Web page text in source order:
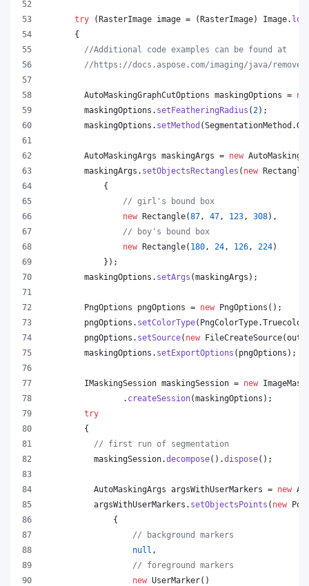
try (RasterImage image = (RasterImage) Image.
      {
//Additional code examples can be found at
//https://docs.aspose.com/imaging/java/remove-
AutoMaskingGraphCutOptions maskingOptions =
maskingOptions . setFeatheringRadius ( 2);
maskingOptions . setMethod (SegmentationMethod .
AutoMaskingArgs maskingArgs = new
maskingArgs . setObjectsRectangles ( new Rectangle
            {
// girl's bound box
new Rectangle(87 , 47 , 123 , 308),
// boy's bound box
new Rectangle( 180 , 24 , 126 , 224)
            });
maskingOptions . setArgs (maskingArgs );
PngOptions pngOptions = new PngOptions ();
pngOptions . setColorType( PngColorType.
pngOptions . setSource( new FileCreateSource(
maskingOptions . setExportOptions ( pngOptions );
IMaskingSession maskingSession = new
                .
createSession(maskingOptions );
try
        {
// first run of segmentation
maskingSession.decompose().dispose();
AutoMaskingArgs argsWithUserMarkers = new
argsWithUserMarkers . setObjectsPoints ( new
              {
// background markers
null ,
// foreground markers
new UserMarker()